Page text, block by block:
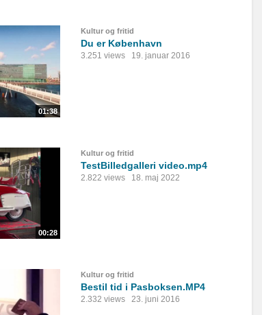
01:38
Kultur og fritid
Du er København
3.251 views 19. januar 2016
00:28
Kultur og fritid
TestBilledgalleri video.mp4
2.822 views 18. maj 2022
Kultur og fritid
Bestil tid i Pasboksen.MP4
2.332 views 23. juni 2016